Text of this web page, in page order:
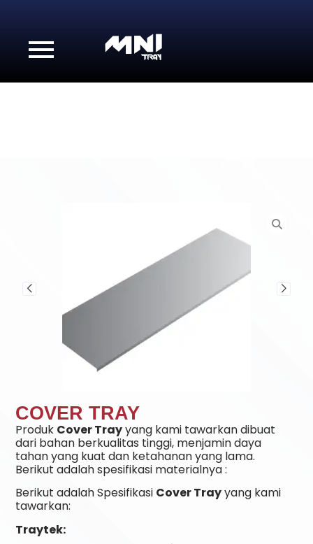
COVER TRAY
Produk Cover Trayyang kami tawarkan dibuat
dari bahan berkualitas tinggi, menjamin daya
tahan yang kuat dan ketahanan yang lama.
Berikut adalah spesifikasi materialnya :
Berikut adalah Spesifikasi Cover Trayyang kami
tawarkan:
Traytek: